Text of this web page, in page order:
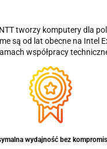
tworzy komputery dla
są od lat obecne na Intel
współpracy
wydajność bez